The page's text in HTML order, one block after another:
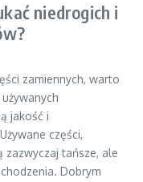
niedrogich i
zamiennych, warto
jakość i
części,
zazwyczaj tańsze, ale
Dobrym